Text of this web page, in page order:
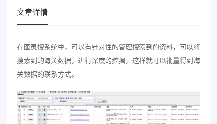
文章详情
在图灵搜系统中，可以有针对性的管理搜索到的资料，可以将
搜索到的海关数据，进行深度的挖掘，这样就可以批量得到海
关数据的联系方式。